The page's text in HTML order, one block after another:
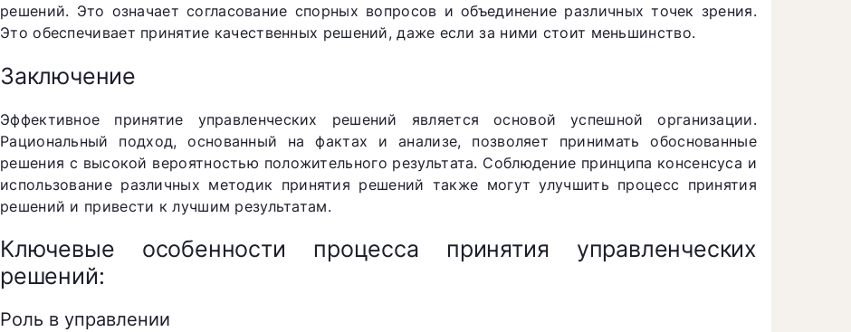
решений. Это означает согласование спорных вопросов и объединение различных точек зрения.
Это обеспечивает принятие качественных решений, даже если за ними стоит меньшинство.
Заключение
Эффективное принятие управленческих решений является основой успешной организации.
Рациональный подход, основанный на фактах и анализе, позволяет принимать обоснованные
решения с высокой вероятностью положительного результата. Соблюдение принципа консенсуса и
использование различных методик принятия решений также могут улучшить процесс принятия
решений и привести к лучшим результатам.
Ключевые особенности процесса принятия управленческих
решений:
Роль в управлении